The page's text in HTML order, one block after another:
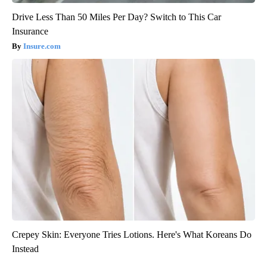
Drive Less Than 50 Miles Per Day? Switch to This Car
Insurance
Insure.com
Crepey Skin: Everyone Tries Lotions. Here's What Koreans Do
Instead